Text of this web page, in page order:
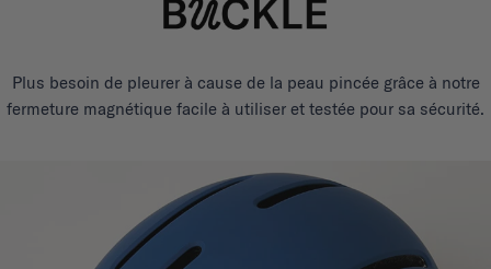
Plus besoin de pleurer à cause de la peau pincée grâce à notre
fermeture magnétique facile à utiliser et testée pour sa sécurité.